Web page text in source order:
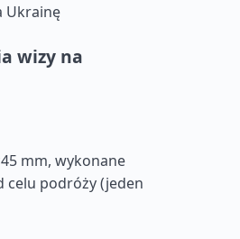
Ukrainę
wizy na
mm, wykonane
celu podróży (jeden